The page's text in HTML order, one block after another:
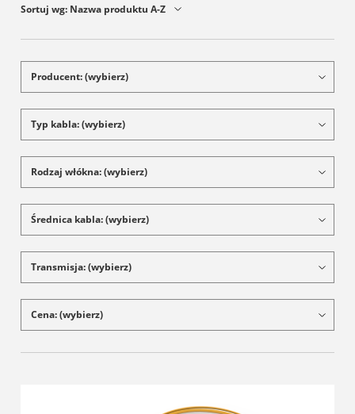
Sortuj wg: Nazwa produktu A-Z
Producent: (wybierz)
Typ kabla: (wybierz)
Rodzaj włókna: (wybierz)
Średnica kabla: (wybierz)
Transmisja: (wybierz)
Cena: (wybierz)